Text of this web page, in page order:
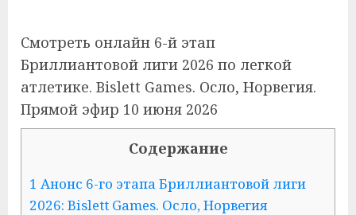
Смотреть онлайн 6-й этап
Бриллиантовой лиги 2026 по легкой
атлетике. Bislett Games. Осло, Норвегия.
Прямой эфир 10 июня 2026
Содержание
1 Анонс 6-го этапа Бриллиантовой лиги
2026: Bislett Games. Осло, Норвегия